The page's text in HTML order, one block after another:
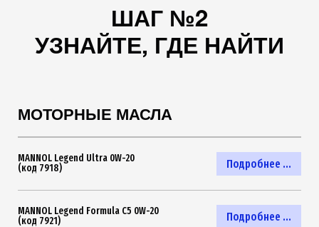
ШАГ №2
УЗНАЙТЕ, ГДЕ НАЙТИ
МОТОРНЫЕ МАСЛА
Подробнее ...
MANNOL Legend Ultra 0W-20
(код 7918)
Подробнее ...
MANNOL Legend Formula C5 0W-20
(код 7921)